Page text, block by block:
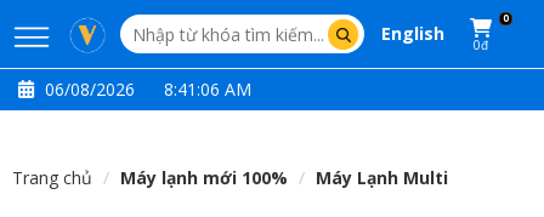
English
0
0đ
06/08/2026 8:41:07 AM
Trang chủ Máy lạnh mới 100% Máy Lạnh Multi